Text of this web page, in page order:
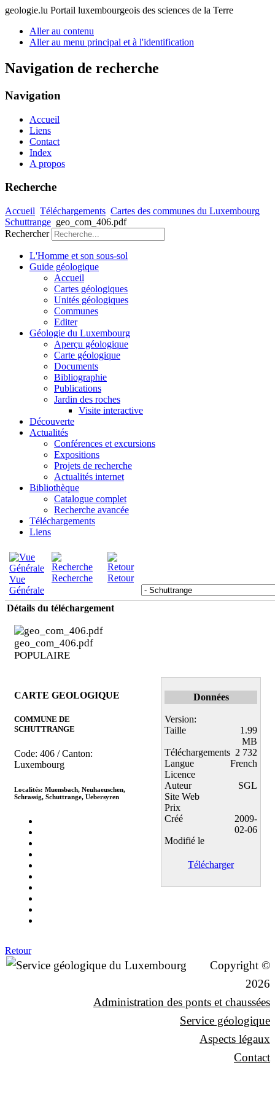
geologie.lu Portail luxembourgeois des sciences de la Terre
Aller au contenu
Aller au menu principal et à l'identification
Navigation de recherche
Navigation
Accueil
Liens
Contact
Index
A propos
Recherche
Accueil Téléchargements Cartes des communes du Luxembourg
Schuttrange geo_com_406.pdf
Rechercher
L'Homme et son sous-sol
Guide géologique
Accueil
Cartes géologiques
Unités géologiques
Communes
Editer
Géologie du Luxembourg
Aperçu géologique
Carte géologique
Documents
Bibliographie
Publications
Jardin des roches
Visite interactive
Découverte
Actualités
Conférences et excursions
Expositions
Projets de recherche
Actualités internet
Bibliothèque
Catalogue complet
Recherche avancée
Téléchargements
Liens
Vue
Générale
Recherche Retour
Détails du téléchargement
geo_com_406.pdf
POPULAIRE
CARTE GEOLOGIQUE
COMMUNE DE
SCHUTTRANGE
Code: 406 / Canton:
Luxembourg
Localités: Muensbach, Neuhaeuschen,
Schrassig, Schuttrange, Uebersyren
Données
Version:
Taille
1.99
MB
Téléchargements 2 732
Langue
French
Licence
Auteur
SGL
Site Web
Prix
Créé
2009-
02-06
Modifié le
Télécharger
Retour
Copyright ©
2026
Administration des ponts et chaussées
Service géologique
Aspects légaux
Contact